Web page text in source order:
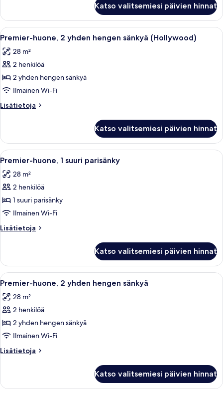
kuvat
executive-
huone
(kaksi
Katso valitsemiesi päivien hinnat
Avaa
kaikki
huonetyypin
Premier-
huone,
2
yhden
hengen
(Hollywood)
kuvat
Hotellihuone, jossa on kaksi
4
Premier-huone, 2 yhden hengen sänkyä (Hollywood)
28 m²
2 henkilöä
2 yhden hengen sänkyä
Ilmainen Wi-Fi
Lisätietoja
Lisätietoja
2
yhden
hengen
(Hollywood)
Katso valitsemiesi päivien hinnat
Avaa
kaikki
huonetyypin
Premier-
huone,
1
suuri
parisänky
Hotellihuone, jossa on suuri sänky,
4
Premier-huone, 1 suuri parisänky
28 m²
2 henkilöä
1 suuri parisänky
Ilmainen Wi-Fi
Lisätietoja
Lisätietoja
1
suuri
parisänky
Katso valitsemiesi päivien hinnat
Avaa
kaikki
huonetyypin
Premier-
huone,
2
yhden
hengen
kuvat
Hotellihuone, jossa on kaksi
4
Premier-huone, 2 yhden hengen sänkyä
28 m²
2 henkilöä
2 yhden hengen sänkyä
Ilmainen Wi-Fi
Lisätietoja
Lisätietoja
2
Katso valitsemiesi päivien hinnat